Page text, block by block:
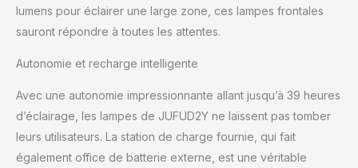
air : des lampes frontales
LED rechargeables super
SOS, cette lampe
d'éclairage différentes.
Basculez facilement
entre les modes pour
s'adapter à votre
équipement de camping,
lumens pour éclairer une large zone, ces lampes frontales
sauront répondre à toutes les attentes.
Autonomie et recharge intelligente
Avec une autonomie impressionnante allant jusqu’à 39 heures
d’éclairage, les lampes de JUFUD2Y ne laissent pas tomber
leurs utilisateurs. La station de charge fournie, qui fait
également office de batterie externe, est une véritable